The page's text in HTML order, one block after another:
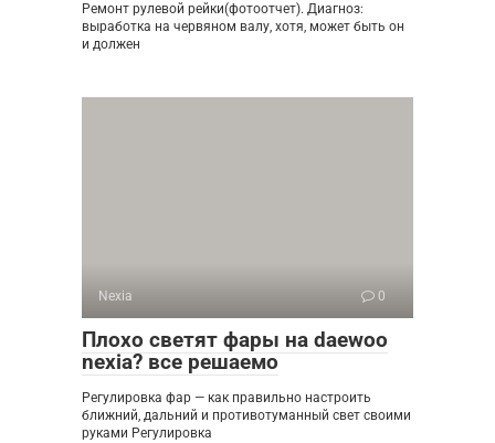
Ремонт рулевой рейки(фотоотчет). Диагноз:
выработка на червяном валу, хотя, может быть он
и должен
Nexia 0
Плохо светят фары на daewoo
nexia? все решаемо
Регулировка фар — как правильно настроить
ближний, дальний и противотуманный свет своими
руками Регулировка